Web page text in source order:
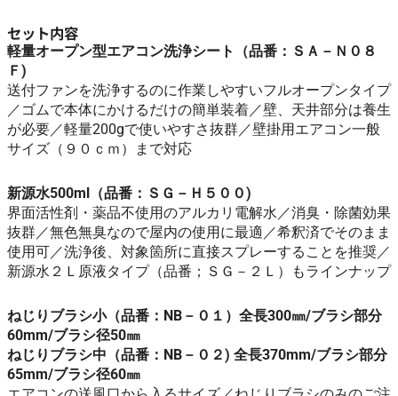
セット内容
軽量オープン型エアコン洗浄シート（品番：ＳＡ－Ｎ０８
Ｆ)
送付ファンを洗浄するのに作業しやすいフルオープンタイプ
／ゴムで本体にかけるだけの簡単装着／壁、天井部分は養生
が必要／軽量200gで使いやすさ抜群／壁掛用エアコン一般
サイズ（９０ｃｍ）まで対応
新源水500ml（品番：ＳＧ－Ｈ５００)
界面活性剤・薬品不使用のアルカリ電解水／消臭・除菌効果
抜群／無色無臭なので屋内の使用に最適／希釈済でそのまま
使用可／洗浄後、対象箇所に直接スプレーすることを推奨／
新源水２Ｌ原液タイプ（品番；ＳＧ－２Ｌ）もラインナップ
ねじりブラシ小（品番：NB－０１）全長300㎜/ブラシ部分
60mm/ブラシ径50㎜
ねじりブラシ中（品番：NB－０２) 全長370mm/ブラシ部分
65mm/ブラシ径60㎜